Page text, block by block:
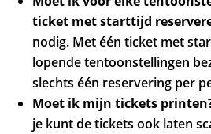
ticket met starttijd
nodig. Met één ticket met
lopende tentoonstellingen
slechts één reservering per
Moet ik mijn tickets
je kunt de tickets ook laten